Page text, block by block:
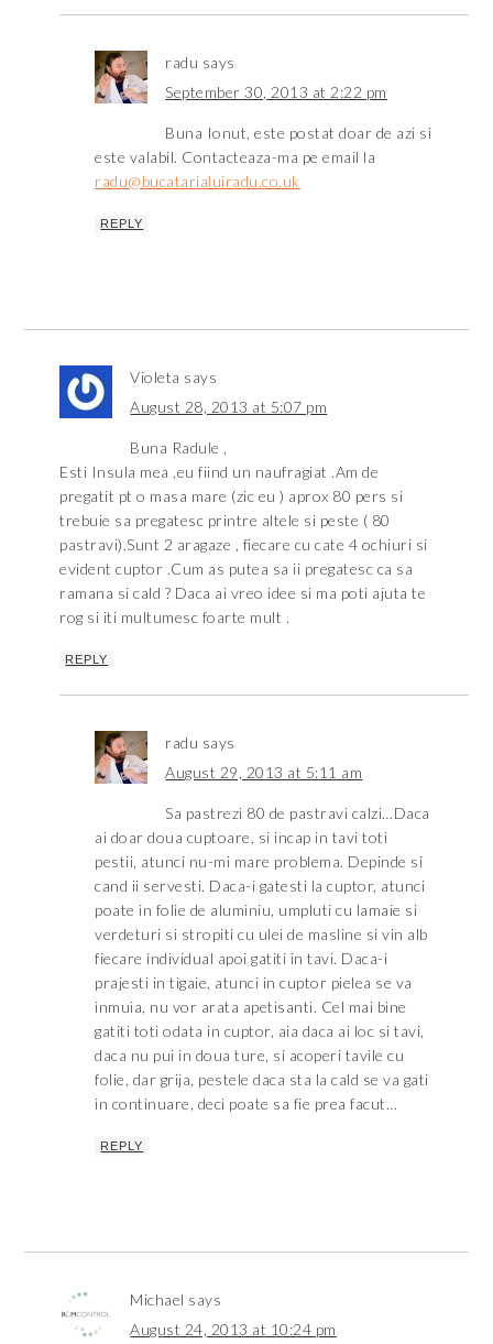
radu says
September 30, 2013 at 2:22 pm
Buna Ionut, este postat doar de azi si
este valabil. Contacteaza-ma pe email la
radu@bucatarialuiradu.co.uk
REPLY
Violeta says
August 28, 2013 at 5:07 pm
Buna Radule ,
Esti Insula mea ,eu fiind un naufragiat .Am de
pregatit pt o masa mare (zic eu ) aprox 80 pers si
trebuie sa pregatesc printre altele si peste ( 80
pastravi).Sunt 2 aragaze , fiecare cu cate 4 ochiuri si
evident cuptor .Cum as putea sa ii pregatesc ca sa
ramana si cald ? Daca ai vreo idee si ma poti ajuta te
rog si iti multumesc foarte mult .
REPLY
radu says
August 29, 2013 at 5:11 am
Sa pastrezi 80 de pastravi calzi…Daca
ai doar doua cuptoare, si incap in tavi toti
pestii, atunci nu-mi mare problema. Depinde si
cand ii servesti. Daca-i gatesti la cuptor, atunci
poate in folie de aluminiu, umpluti cu lamaie si
verdeturi si stropiti cu ulei de masline si vin alb
fiecare individual apoi gatiti in tavi. Daca-i
prajesti in tigaie, atunci in cuptor pielea se va
inmuia, nu vor arata apetisanti. Cel mai bine
gatiti toti odata in cuptor, aia daca ai loc si tavi,
daca nu pui in doua ture, si acoperi tavile cu
folie, dar grija, pestele daca sta la cald se va gati
in continuare, deci poate sa fie prea facut…
REPLY
Michael says
August 24, 2013 at 10:24 pm